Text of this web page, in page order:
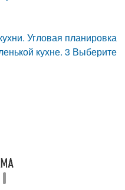
Угловая планировка
кухне. 3 Выберите